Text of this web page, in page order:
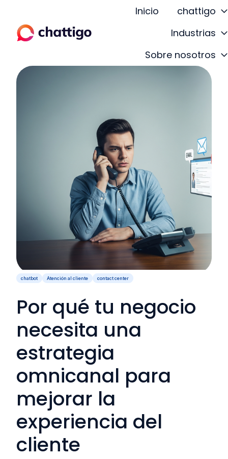
Inicio
chattigo
Industrias
Sobre nosotros
chatbot Atención al cliente contact center
Por qué tu negocio
necesita una
estrategia
omnicanal para
mejorar la
experiencia del
cliente